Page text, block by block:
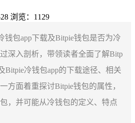
浏览：1129
钱包app下载及Bitpie钱包是否为冷
深入剖析，带领读者全面了解Bitp
Bitpie冷钱包app的下载途径、相关
方面着重探讨Bitpie钱包的属性，
，并可能从冷钱包的定义、特点